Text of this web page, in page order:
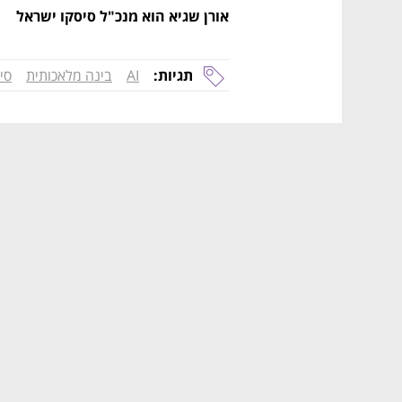
אורן שגיא הוא מנכ"ל סיסקו ישראל
תגיות: AI בינה מלאכותית